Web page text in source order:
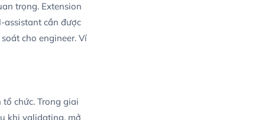
trọng. Extension
assistant cần được
cho engineer. Ví
chức. Trong giai
khi validating, mở